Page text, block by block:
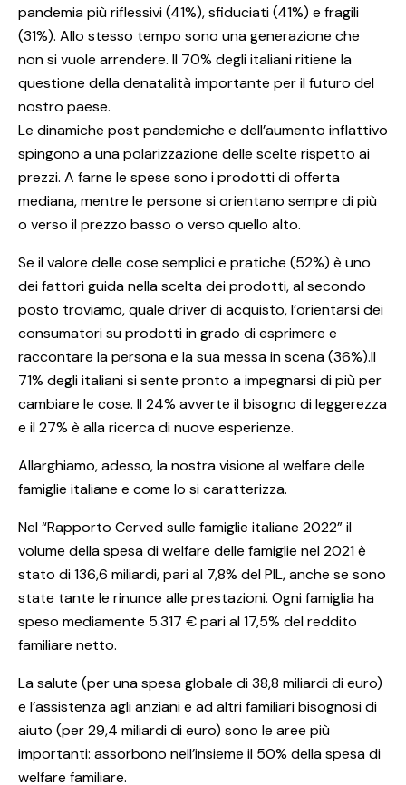
pandemia più riflessivi (41%), sfiduciati (41%) e fragili
(31%). Allo stesso tempo sono una generazione che
non si vuole arrendere. Il 70% degli italiani ritiene la
questione della denatalità importante per il futuro del
nostro paese.
Le dinamiche post pandemiche e dell’aumento inflattivo
spingono a una polarizzazione delle scelte rispetto ai
prezzi. A farne le spese sono i prodotti di offerta
mediana, mentre le persone si orientano sempre di più
o verso il prezzo basso o verso quello alto.
Se il valore delle cose semplici e pratiche (52%) è uno
dei fattori guida nella scelta dei prodotti, al secondo
posto troviamo, quale driver di acquisto, l’orientarsi dei
consumatori su prodotti in grado di esprimere e
raccontare la persona e la sua messa in scena (36%).Il
71% degli italiani si sente pronto a impegnarsi di più per
cambiare le cose. Il 24% avverte il bisogno di leggerezza
e il 27% è alla ricerca di nuove esperienze.
Allarghiamo, adesso, la nostra visione al welfare delle
famiglie italiane e come lo si caratterizza.
Nel “Rapporto Cerved sulle famiglie italiane 2022” il
volume della spesa di welfare delle famiglie nel 2021 è
stato di 136,6 miliardi, pari al 7,8% del PIL, anche se sono
state tante le rinunce alle prestazioni. Ogni famiglia ha
speso mediamente 5.317 € pari al 17,5% del reddito
familiare netto.
La salute (per una spesa globale di 38,8 miliardi di euro)
e l’assistenza agli anziani e ad altri familiari bisognosi di
aiuto (per 29,4 miliardi di euro) sono le aree più
importanti: assorbono nell’insieme il 50% della spesa di
welfare familiare.